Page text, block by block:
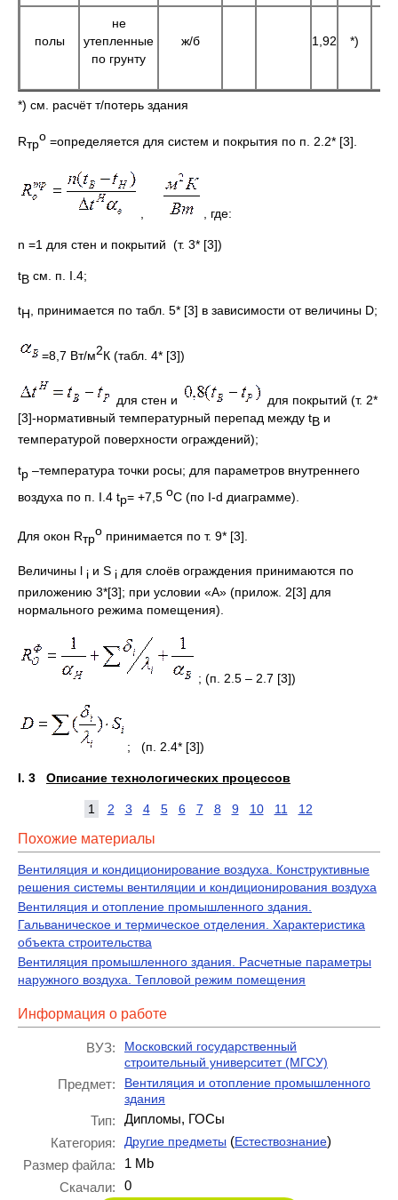
полы
не
утепленные
по грунту
ж/б 1,92 *)
*) см. расчёт т/потерь здания
Rтр
о =определяется для систем и покрытия по п. 2.2* [3].
, где:
n =1 для стен и покрытий (т. 3* [3])
tВ см. п. I.4;
tН , принимается по табл. 5* [3] в зависимости от величины D;
=8,7 Вт/м2К (табл. 4* [3])
для стен и
для покрытий (т. 2*
[3]-нормативный температурный перепад между tВ и
температурой поверхности ограждений);
tр –температура точки росы; для параметров внутреннего
воздуха по п. I.4 tр= +7,5 оС (по I-d диаграмме).
Для окон Rтр
о принимается по т. 9* [3].
Величины l i и S i для слоёв ограждения принимаются по
приложению 3*[3]; при условии «А» (прилож. 2[3] для
нормального режима помещения).
; (п. 2.5 – 2.7 [3])
; (п. 2.4* [3])
I. 3 Описание технологических процессов
1 2 3 4 5 6 7 8 9 10 11 12
Похожие материалы
Вентиляция и кондиционирование воздуха. Конструктивные
решения системы вентиляции и кондиционирования воздуха
Вентиляция и отопление промышленного здания.
Гальваническое и термическое отделения. Характеристика
объекта строительства
Вентиляция промышленного здания. Расчетные параметры
наружного воздуха. Тепловой режим помещения
Информация о работе
ВУЗ:
Московский государственный
строительный университет (МГСУ)
Предмет:
Вентиляция и отопление промышленного
здания
Тип:
Дипломы, ГОСы
Категория:
Другие предметы (Естествознание)
Размер файла:
1 Mb
Скачали:
0